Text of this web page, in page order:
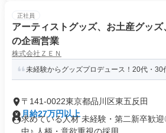
正社員
アーティストグッズ、お土産グッ
の企画営業
株式会社ＺＥＮ
未経験からグッズプロデュース！20代・30
〒141-0022東京都品川区東五反田
月給27万円以上
求めている人材 未経験・第二新卒歓